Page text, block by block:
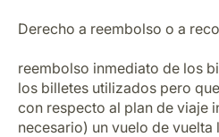
Derecho a reembolso o a
reembolso inmediato de los
los billetes utilizados pero
con respecto al plan de viaje
necesario) un vuelo de